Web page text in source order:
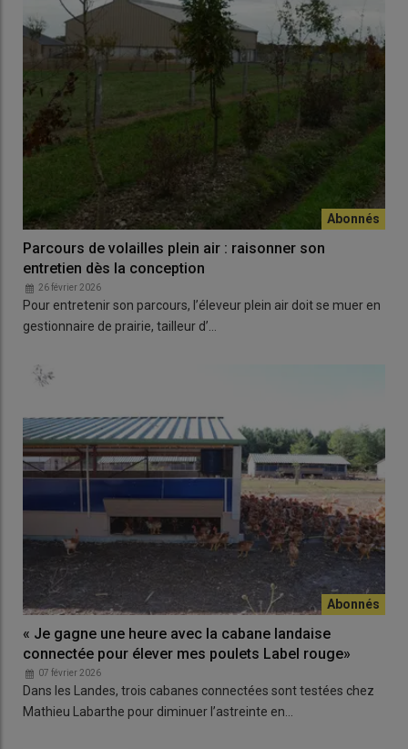
Parcours de volailles plein air : raisonner son
entretien dès la conception
26 février 2026
Pour entretenir son parcours, l’éleveur plein air doit se muer en
gestionnaire de prairie, tailleur d’…
« Je gagne une heure avec la cabane landaise
connectée pour élever mes poulets Label rouge»
07 février 2026
Dans les Landes, trois cabanes connectées sont testées chez
Mathieu Labarthe pour diminuer l’astreinte en…